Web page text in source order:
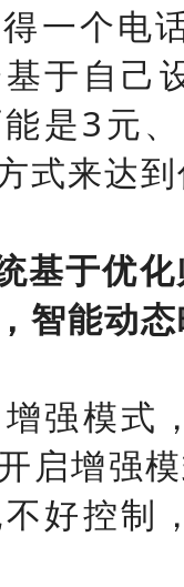
一个电
于自己
是3元
式来达
基于优
智能动
强模式
启增强
好控制